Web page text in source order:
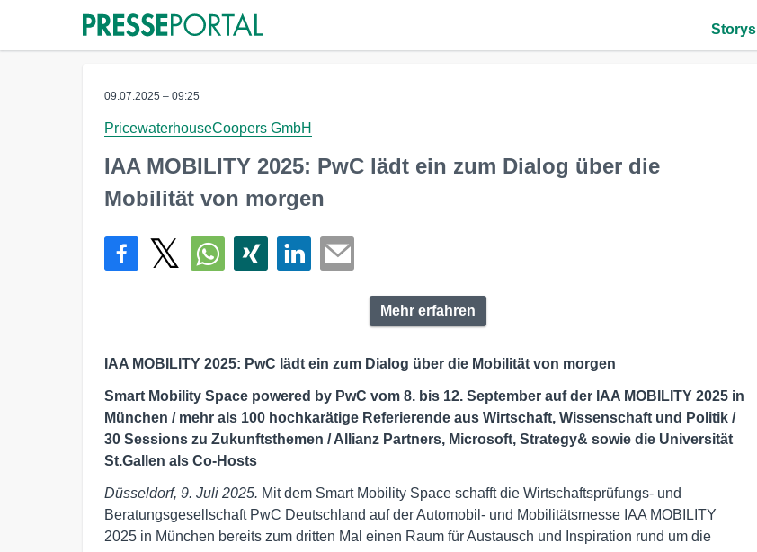
Storys
09.07.2025 – 09:25
PricewaterhouseCoopers GmbH
IAA MOBILITY 2025: PwC lädt ein zum Dialog über die
Mobilität von morgen
Mehr erfahren
IAA MOBILITY 2025: PwC lädt ein zum Dialog über die Mobilität von morgen
Smart Mobility Space powered by PwC vom 8. bis 12. September auf der IAA MOBILITY 2025 in
München / mehr als 100 hochkarätige Referierende aus Wirtschaft, Wissenschaft und Politik /
30 Sessions zu Zukunftsthemen / Allianz Partners, Microsoft, Strategy& sowie die Universität
St.Gallen als Co-Hosts
Düsseldorf, 9. Juli 2025. Mit dem Smart Mobility Space schafft die Wirtschaftsprüfungs- und
Beratungsgesellschaft PwC Deutschland auf der Automobil- und Mobilitätsmesse IAA MOBILITY
2025 in München bereits zum dritten Mal einen Raum für Austausch und Inspiration rund um die